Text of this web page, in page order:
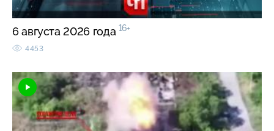
6 августа 2026 года 16+
4453